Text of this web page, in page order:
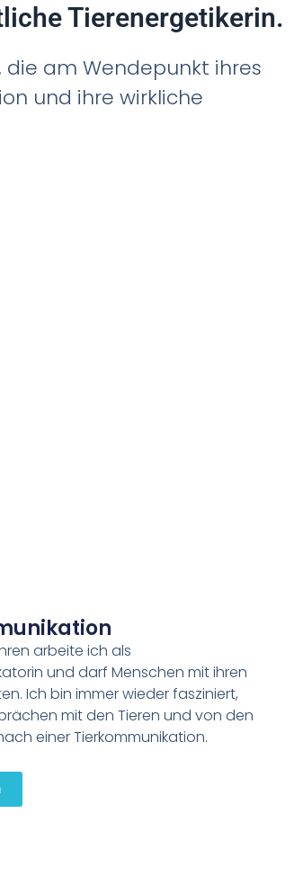
Tierenergetikerin.
die am Wendepunkt ihres
und ihre wirkliche
arbeite ich als
und darf Menschen mit ihren
Ich bin immer wieder fasziniert,
mit den Tieren und von den
einer Tierkommunikation.